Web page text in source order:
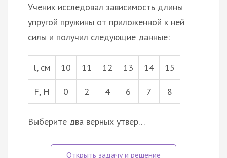
Ученик исследовал зависимость длины
упругой пружины от приложенной к ней
силы и получил следующие данные:
l, см 10 11 12 13 14 15
F, Н 0 2 4 6 7 8
Выберите два верных утвер…